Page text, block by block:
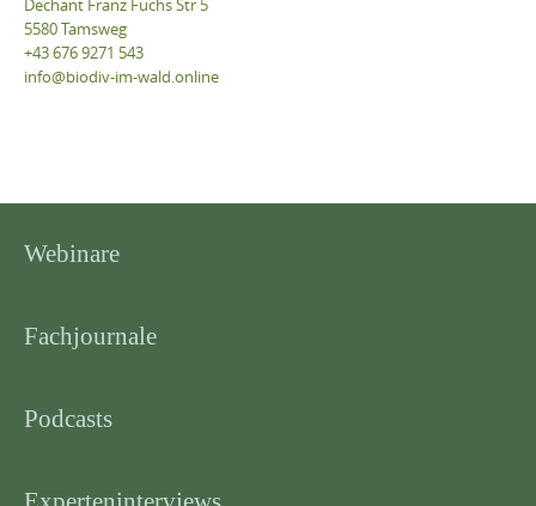
info@biodiv-im-wald.online
Fachjournale
Podcasts
Experteninterviews